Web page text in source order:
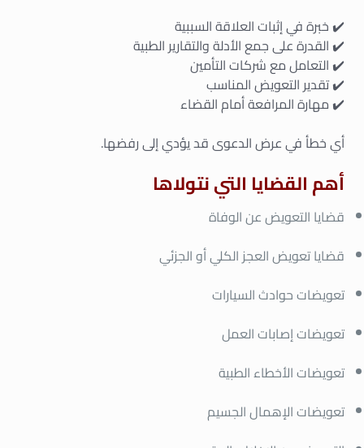
✔️ خبرة في إثبات العلاقة السببية
✔️ القدرة على جمع الأدلة والتقارير الطبية
✔️ التعامل مع شركات التأمين
✔️ تقدير التعويض المناسب
✔️ مهارة المرافعة أمام القضاء
أي خطأ في عرض الدعوى قد يؤدي إلى رفضها.
أهم القضايا التي نتولاها
قضايا التعويض عن الوفاة
قضايا تعويض العجز الكلي أو الجزئي
تعويضات حوادث السيارات
تعويضات إصابات العمل
تعويضات الأخطاء الطبية
تعويضات الإهمال الجسيم